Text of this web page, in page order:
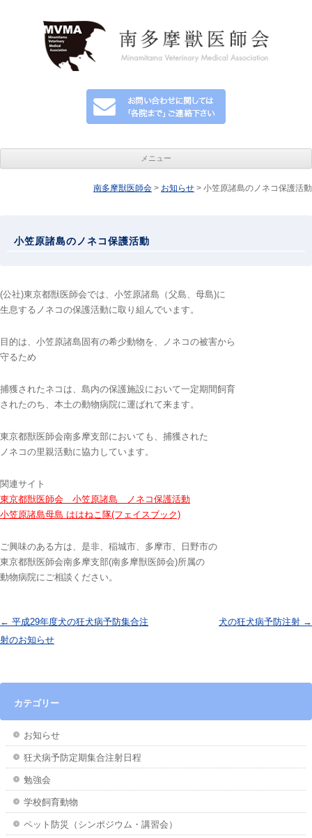
メニュー
コンテンツへ移動
南多摩獣医師会 > お知らせ > 小笠原諸島のノネコ保護活動
小笠原諸島のノネコ保護活動
(公社)東京都獣医師会では、小笠原諸島（父島、母島)に
生息するノネコの保護活動に取り組んでいます。
目的は、小笠原諸島固有の希少動物を、ノネコの被害から
守るため
捕獲されたネコは、島内の保護施設において一定期間飼育
されたのち、本土の動物病院に運ばれて来ます。
東京都獣医師会南多摩支部においても、捕獲された
ノネコの里親活動に協力しています。
関連サイト
東京都獣医師会 小笠原諸島 ノネコ保護活動
小笠原諸島母島 ははねこ隊(フェイスブック)
ご興味のある方は、是非、稲城市、多摩市、日野市の
東京都獣医師会南多摩支部(南多摩獣医師会)所属の
動物病院にご相談ください。
投稿ナビゲーション
← 平成29年度犬の狂犬病予防集合注
射のお知らせ
犬の狂犬病予防注射 →
カテゴリー
お知らせ
狂犬病予防定期集合注射日程
勉強会
学校飼育動物
ペット防災（シンポジウム・講習会）